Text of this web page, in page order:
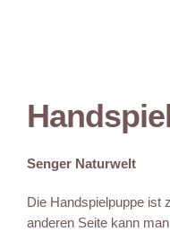
Senger Naturwelt
Die Handspielpuppe ist
anderen Seite kann